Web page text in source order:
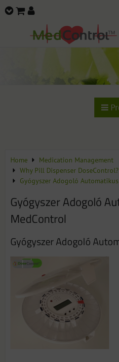
Home
Medication Management
Why Pill Dispenser DoseControl?
Gyógyszer Adogoló
Gyógyszer Adogoló
MedControl
Gyógyszer Adogoló